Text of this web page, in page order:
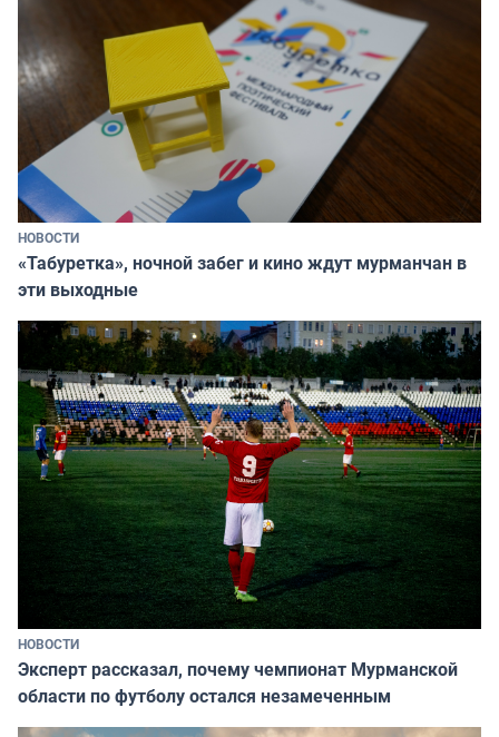
НОВОСТИ
«Табуретка», ночной забег и кино ждут мурманчан в
эти выходные
НОВОСТИ
Эксперт рассказал, почему чемпионат Мурманской
области по футболу остался незамеченным